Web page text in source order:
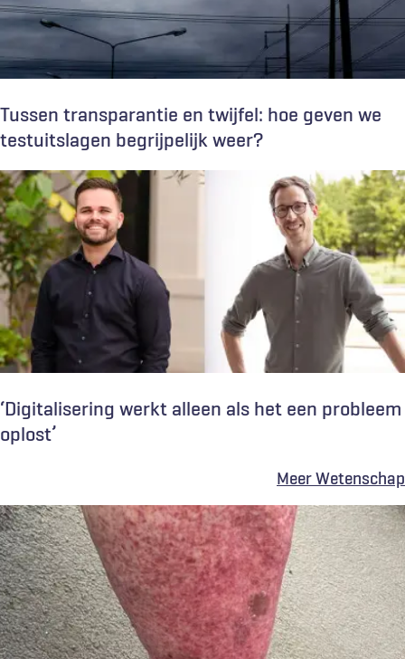
Tussen transparantie en twijfel: hoe geven we
testuitslagen begrijpelijk weer?
‘Digitalisering werkt alleen als het een probleem
oplost’
Meer Wetenschap